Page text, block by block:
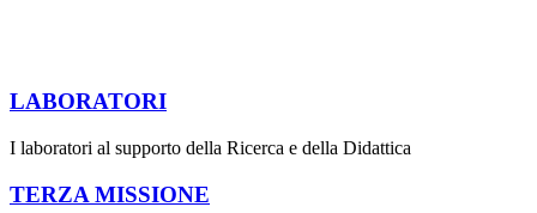
LABORATORI
I laboratori al supporto della Ricerca e della Didattica
TERZA MISSIONE